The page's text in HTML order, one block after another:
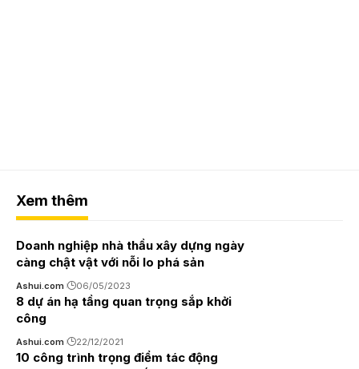
Xem thêm
Doanh nghiệp nhà thầu xây dựng ngày
càng chật vật với nỗi lo phá sản
Ashui.com 06/05/2023
8 dự án hạ tầng quan trọng sắp khởi
công
Ashui.com 22/12/2021
10 công trình trọng điểm tác động